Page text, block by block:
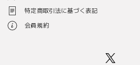
特定商取引法に基づく表記
会員規約